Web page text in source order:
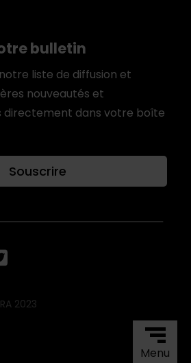
Menu
bulletin
liste de diffusion et
nouveautés et
directement dans votre boîte
Souscrire
2023